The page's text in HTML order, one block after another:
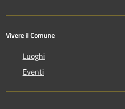
Vivere il Comune
Luoghi
Eventi